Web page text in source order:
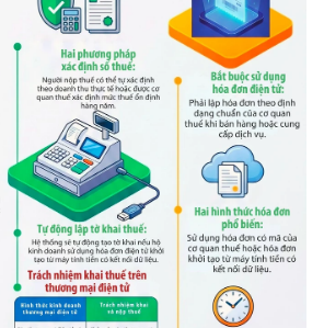
TIN
SÂU
NAM
- MỖI XÃ